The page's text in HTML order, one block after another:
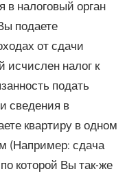
налоговый орган
подаете
от сдачи
исчислен налог к
подать
сведения в
квартиру в одном
(Например: сдача
которой Вы так-же